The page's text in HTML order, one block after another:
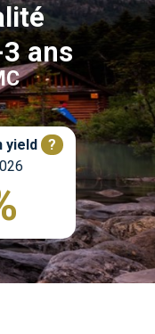
ans
yield
?